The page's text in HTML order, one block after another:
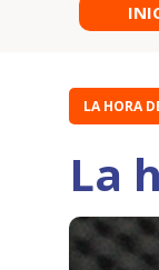
LA HORA
La